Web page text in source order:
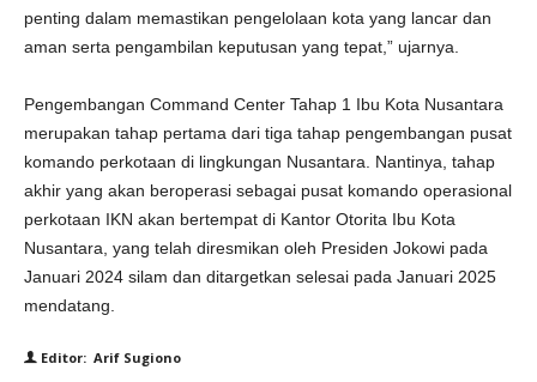
penting dalam memastikan pengelolaan kota yang lancar dan
aman serta pengambilan keputusan yang tepat,” ujarnya.
Pengembangan Command Center Tahap 1 Ibu Kota Nusantara
merupakan tahap pertama dari tiga tahap pengembangan pusat
komando perkotaan di lingkungan Nusantara. Nantinya, tahap
akhir yang akan beroperasi sebagai pusat komando operasional
perkotaan IKN akan bertempat di Kantor Otorita Ibu Kota
Nusantara, yang telah diresmikan oleh Presiden Jokowi pada
Januari 2024 silam dan ditargetkan selesai pada Januari 2025
mendatang.
Editor: Arif Sugiono